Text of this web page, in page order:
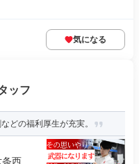
気になる
ッフ
どの福利厚生が充実。
西